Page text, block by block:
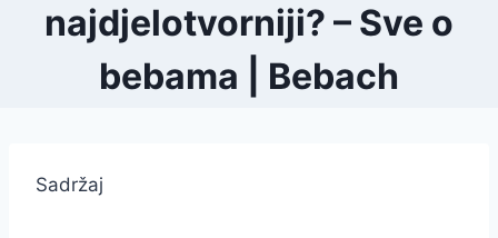
najdjelotvorniji? – Sve o
bebama | Bebach
Sadržaj